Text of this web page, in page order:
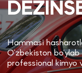
Hammasi
O‘zbekiston
professional kimyo